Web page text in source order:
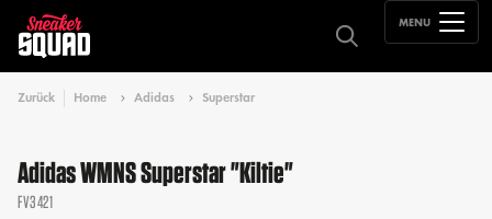
MENU
Zurück Home Adidas Superstar
Adidas WMNS Superstar "Kiltie"
FV3421